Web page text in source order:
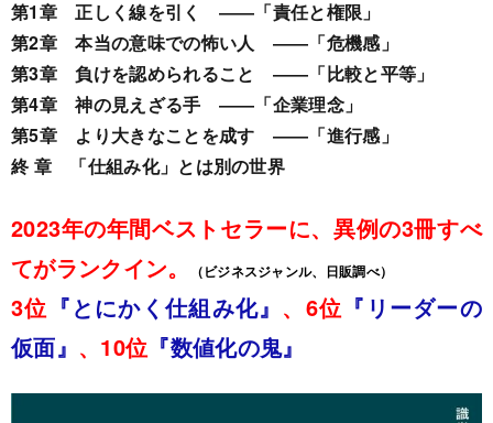
第1章 正しく線を引く ――「責任と権限」
第2章 本当の意味での怖い人 ――「危機感」
第3章 負けを認められること ――「比較と平等」
第4章 神の見えざる手 ――「企業理念」
第5章 より大きなことを成す ――「進行感」
終 章 「仕組み化」とは別の世界
2023年の年間ベストセラーに、異例の3冊すべ
てがランクイン。
（ビジネスジャンル、日販調べ）
3位 『とにかく仕組み化』 、6位 『リーダーの
仮面』 、10位 『数値化の鬼』